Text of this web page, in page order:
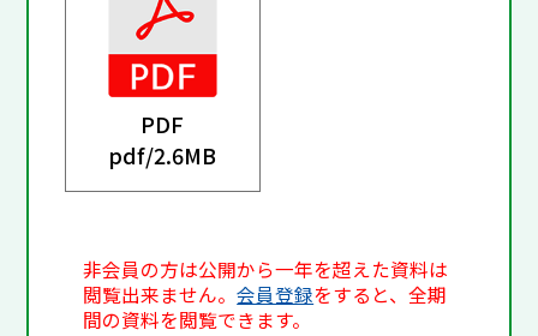
PDF
pdf/2.6MB
非会員の方は公開から一年を超えた資料は
閲覧出来ません。会員登録をすると、全期
間の資料を閲覧できます。